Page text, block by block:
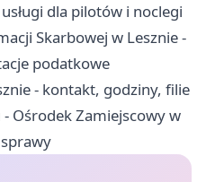
dla pilotów i noclegi
Skarbowej w Lesznie -
podatkowe
- kontakt, godziny, filie
Ośrodek Zamiejscowy w